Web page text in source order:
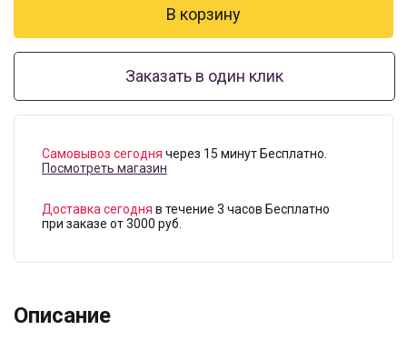
Заказать в один клик
Самовывоз сегодня через 15 минут Бесплатно.
Посмотреть магазин
Доставка сегодня в течение 3 часов Бесплатно
при заказе от 3000 руб.
Описание